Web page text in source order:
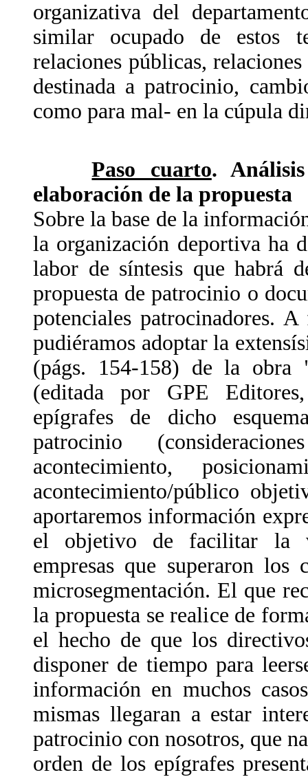
organizativa del
similar ocupado de estos
relaciones públicas,
destinada a patrocinio,
como para mal- en la cúpula
Paso cuarto.
elaboración de la propuesta
Sobre la base de la
la organización deportiva ha
labor de síntesis que habrá
propuesta de patrocinio o
potenciales patrocinadores.
pudiéramos adoptar la
(págs. 154-158) de la obra
(editada por GPE
epígrafes de dicho
patrocinio
acontecimiento,
acontecimiento/público
aportaremos información
el objetivo de facilitar la
empresas que superaron
microsegmentación. El que
la propuesta se realice de
el hecho de que los
disponer de tiempo para
información en muchos
mismas llegaran a estar
patrocinio con nosotros, que
orden de los epígrafes